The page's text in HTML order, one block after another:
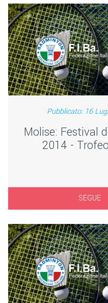
Pubblicato: 16
Molise: Festival
2014 -
SEGUE